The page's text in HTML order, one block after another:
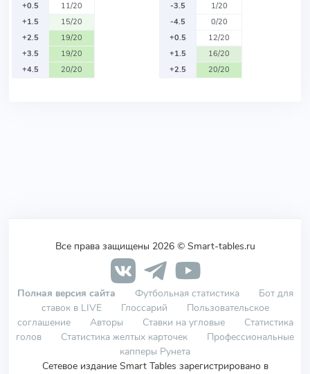
+0.5
11/20
+1.5
15/20
+2.5
19/20
+3.5
19/20
+4.5
20/20
-3.5
1/20
-4.5
0/20
+0.5
12/20
+1.5
16/20
+2.5
20/20
Все права защищены 2026 © Smart-tables.ru
Полная версия сайта Футбольная статистика
Бот для
ставок в LIVE
Глоссарий
Пользовательское
соглашение
Авторы Ставки на угловые
Статистика
голов
Статистика желтых карточек
Профессиональные
капперы Рунета
Сетевое издание Smart Tables зарегистрировано в